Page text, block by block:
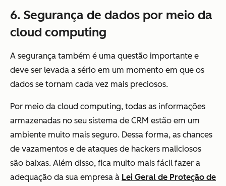
6. Segurança de dados por meio da
cloud computing
A segurança também é uma questão importante e
deve ser levada a sério em um momento em que os
dados se tornam cada vez mais preciosos.
Por meio da cloud computing, todas as informações
armazenadas no seu sistema de CRM estão em um
ambiente muito mais seguro. Dessa forma, as chances
de vazamentos e de ataques de hackers maliciosos
são baixas. Além disso, fica muito mais fácil fazer a
adequação da sua empresa à Lei Geral de Proteção de